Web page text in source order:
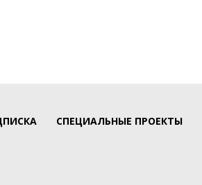
СПЕЦИАЛЬНЫЕ ПРОЕКТЫ